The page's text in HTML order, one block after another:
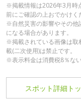
※掲載情報は2026年3月時
前にご確認の上おでかけく
※自然災害の影響やその他
になる場合があります。
※掲載されている画像は取
載(二次使用)は禁止です。
※表示料金は消費税8％な
スポット詳細 ト